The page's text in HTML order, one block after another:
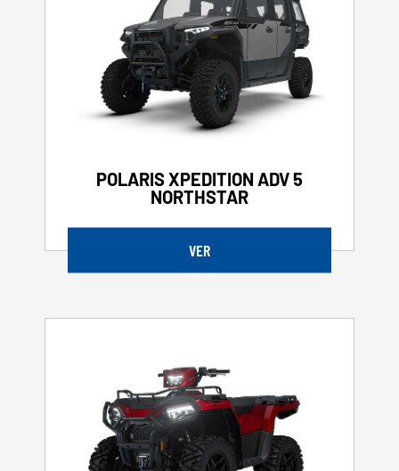
POLARIS XPEDITION ADV 5
NORTHSTAR
VER